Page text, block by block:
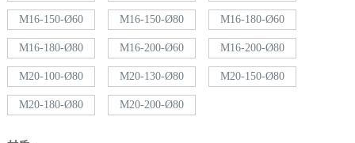
M16-150-Ø60 M16-150-Ø80 M16-180-Ø60
M16-180-Ø80 M16-200-Ø60 M16-200-Ø80
M20-100-Ø80 M20-130-Ø80 M20-150-Ø80
M20-180-Ø80 M20-200-Ø80